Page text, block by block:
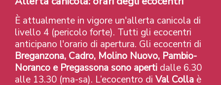
Credits
© 2026 Città di Lugano
È attualmente in vigore un'allerta canicola di
livello 4 (pericolo forte). Tutti gli ecocentri
anticipano l'orario di apertura. Gli ecocentri di
Breganzona, Cadro, Molino Nuovo, Pambio-
Noranco e Pregassona sono aperti dalle 6.30
alle 13.30 (ma-sa). L’ecocentro di Val Colla è